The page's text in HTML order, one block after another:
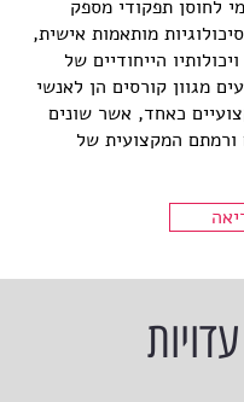
לחוסן תפקודי מספק
מותאמות אישית,
הייחודיים של
מגוון קורסים הן לאנשי
כאחד, אשר שונים
המקצועית של
עדויות